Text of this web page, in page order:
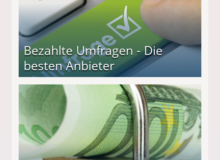
Bezahlte Umfragen - Die
besten Anbieter